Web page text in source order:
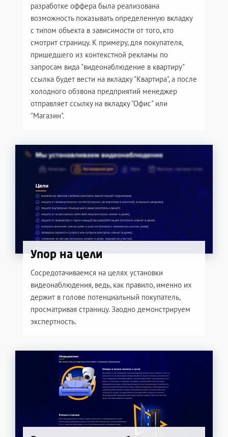
разработке оффера была реализована
возможность показывать определенную вкладку
с типом объекта в зависимости от того, кто
смотрит страницу. К примеру, для покупателя,
пришедшего из контекстной рекламы по
запросам вида "видеонаблюдение в квартиру"
ссылка будет вести на вкладку "Квартира", а после
холодного обзвона предприятий менеджер
отправляет ссылку на вкладку "Офис" или
"Магазин".
Упор на цели
Сосредотачиваемся на целях установки
видеонаблюдения, ведь, как правило, именно их
держит в голове потенциальный покупатель,
просматривая страницу. Заодно демонстрируем
экспертность.